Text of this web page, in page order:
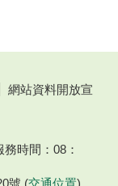
網站資料開放宣
時間：08：
號 (交通位置)